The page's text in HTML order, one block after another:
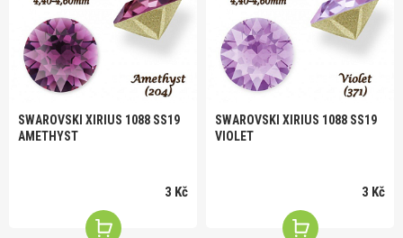
SWAROVSKI XIRIUS 1088 SS19
AMETHYST
3 Kč
SWAROVSKI XIRIUS 1088 SS19
VIOLET
3 Kč